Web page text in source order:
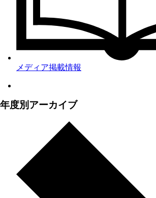
メディア掲載情報
年度別アーカイブ